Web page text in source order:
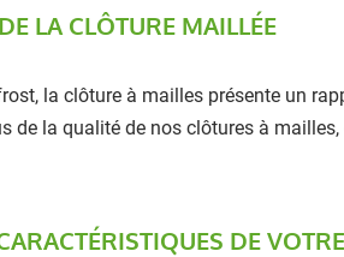
LA CLÔTURE MAILLÉE
la clôture à mailles présente un
de la qualité de nos clôtures à
DE